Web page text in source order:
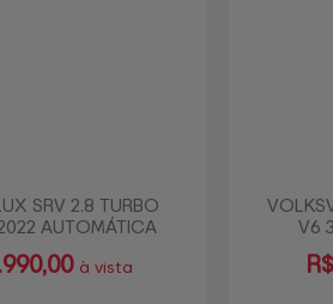
SRV 2.8 TURBO
AUTOMÁTICA
à vista
V6
R$